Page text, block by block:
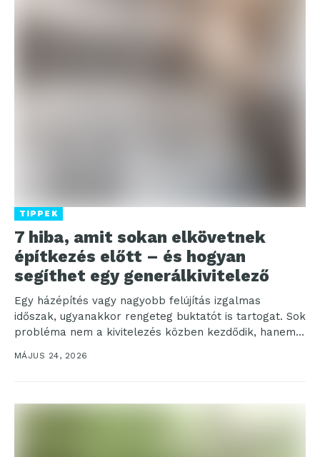
TIPPEK
7 hiba, amit sokan elkövetnek
építkezés előtt – és hogyan
segíthet egy generálkivitelező
Egy házépítés vagy nagyobb felújítás izgalmas
időszak, ugyanakkor rengeteg buktatót is tartogat. Sok
probléma nem a kivitelezés közben kezdődik, hanem
már jóval korábban:...
MÁJUS 24, 2026